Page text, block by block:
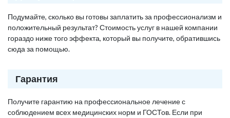
Подумайте, сколько вы готовы заплатить за профессионализм и
положительный результат? Стоимость услуг в нашей компании
гораздо ниже того эффекта, который вы получите, обратившись
сюда за помощью.
Гарантия
Получите гарантию на профессиональное лечение с
соблюдением всех медицинских норм и ГОСТов. Если при